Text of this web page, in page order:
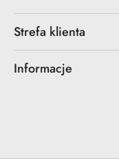
Strefa klienta
Informacje